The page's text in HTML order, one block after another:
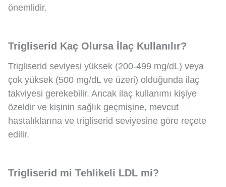
önemlidir.
Trigliserid Kaç Olursa İlaç Kullanılır?
Trigliserid seviyesi yüksek (200-499 mg/dL) veya
çok yüksek (500 mg/dL ve üzeri) olduğunda ilaç
takviyesi gerekebilir. Ancak ilaç kullanımı kişiye
özeldir ve kişinin sağlık geçmişine, mevcut
hastalıklarına ve trigliserid seviyesine göre reçete
edilir.
Trigliserid mi Tehlikeli LDL mi?